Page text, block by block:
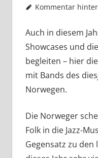
Kommentar
Auch in diesem
Showcases und
begleiten – hier
mit Bands des
Norwegen.
Die Norweger
Folk in die Jazz-
Gegensatz zu den